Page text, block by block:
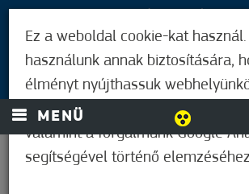
BEJELENTKEZÉS
MENÜ
Ez a weboldal cookie-kat
használunk annak biztosítására,
élményt nyújthassuk
és a hirdetések személyre
valamint a forgalmunk Google
segítségével történő